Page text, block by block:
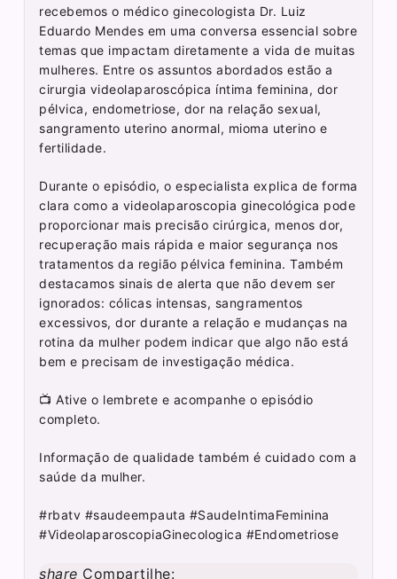
recebemos o médico ginecologista Dr. Luiz
Eduardo Mendes em uma conversa essencial sobre
temas que impactam diretamente a vida de muitas
mulheres. Entre os assuntos abordados estão a
cirurgia videolaparoscópica íntima feminina, dor
pélvica, endometriose, dor na relação sexual,
sangramento uterino anormal, mioma uterino e
fertilidade.
Durante o episódio, o especialista explica de forma
clara como a videolaparoscopia ginecológica pode
proporcionar mais precisão cirúrgica, menos dor,
recuperação mais rápida e maior segurança nos
tratamentos da região pélvica feminina. Também
destacamos sinais de alerta que não devem ser
ignorados: cólicas intensas, sangramentos
excessivos, dor durante a relação e mudanças na
rotina da mulher podem indicar que algo não está
bem e precisam de investigação médica.
📺 Ative o lembrete e acompanhe o episódio
completo.
Informação de qualidade também é cuidado com a
saúde da mulher.
#rbatv #saudeempauta #SaudeIntimaFeminina
#VideolaparoscopiaGinecologica #Endometriose
share Compartilhe: